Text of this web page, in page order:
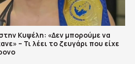
Κυψέλη: «Δεν μπορούμε να
– Τι λέει το ζευγάρι που είχε